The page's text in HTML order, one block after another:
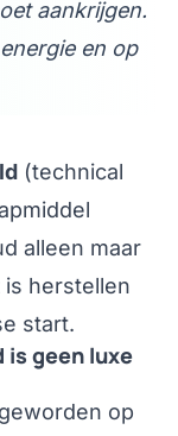
aankrijgen.
en op
(technical
alleen maar
herstellen
start.
is geen luxe
op